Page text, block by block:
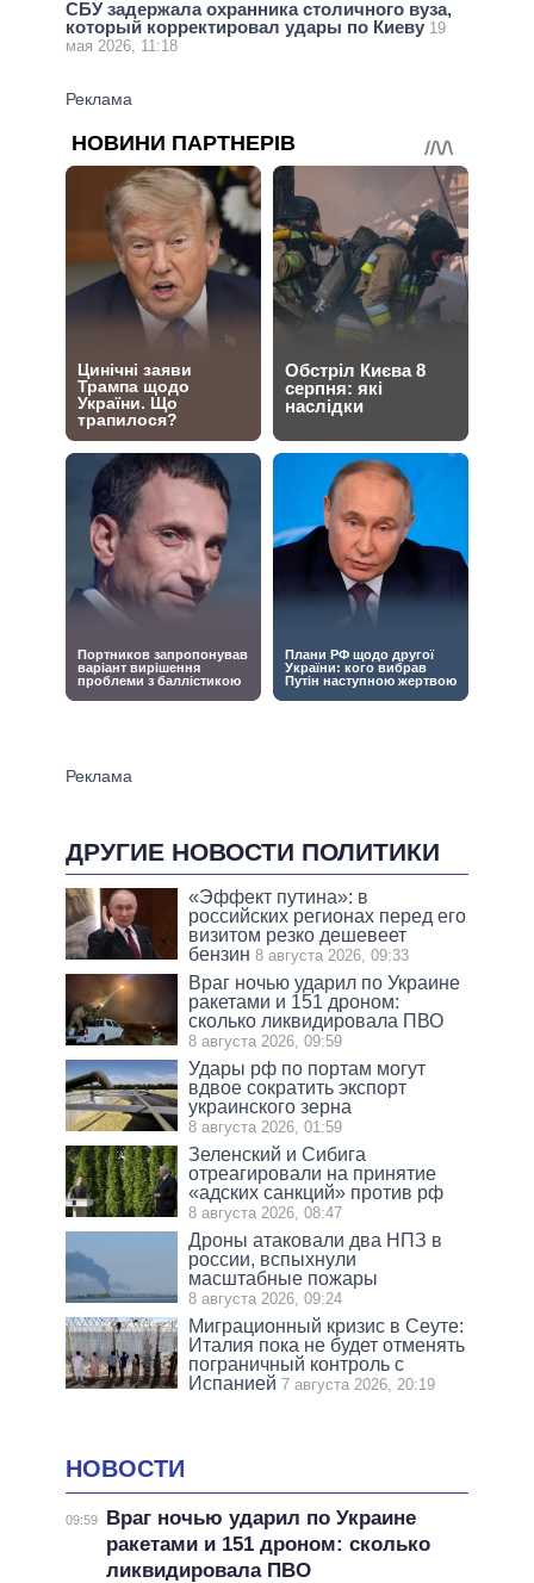
СБУ задержала охранника столичного вуза,
который корректировал удары по Киеву 19
мая 2026, 11:18
ДРУГИЕ НОВОСТИ ПОЛИТИКИ
«Эффект путина»: в
российских регионах перед его
визитом резко дешевеет
бензин 8 августа 2026, 09:33
Враг ночью ударил по Украине
ракетами и 151 дроном:
сколько ликвидировала ПВО
8 августа 2026, 09:59
Удары рф по портам могут
вдвое сократить экспорт
украинского зерна
8 августа 2026, 01:59
Зеленский и Сибига
отреагировали на принятие
«адских санкций» против рф
8 августа 2026, 08:47
Дроны атаковали два НПЗ в
россии, вспыхнули
масштабные пожары
8 августа 2026, 09:24
Миграционный кризис в Сеуте:
Италия пока не будет отменять
пограничный контроль с
Испанией 7 августа 2026, 20:19
НОВОСТИ
09:59
Враг ночью ударил по Украине
ракетами и 151 дроном: сколько
ликвидировала ПВО